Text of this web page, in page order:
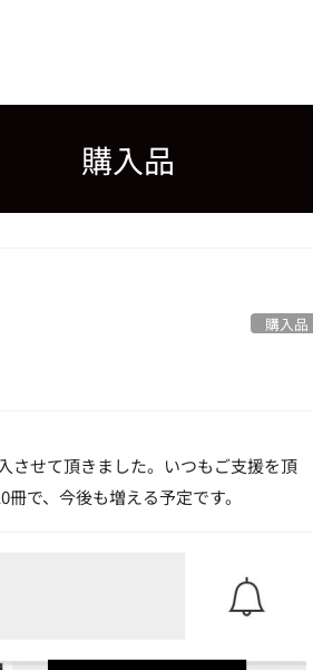
購入品
購入品
させて頂きました。いつもご支援を頂
で、今後も増える予定です。